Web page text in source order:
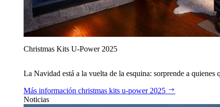
Christmas Kits U‑Power 2025
La Navidad está a la vuelta de la esquina: sorprende a
Más información christmas kits u‑power 2025
Noticias